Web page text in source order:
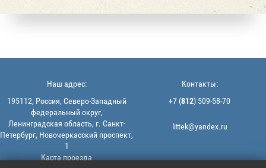
Наш адрес:
195112, Россия, Северо-Западный
федеральный округ,
Ленинградская область, г. Санкт-
Петербург, Новочеркасский проспект,
1
Карта проезда
Контакты:
+7 (812) 509-58-70
littek@yandex.ru